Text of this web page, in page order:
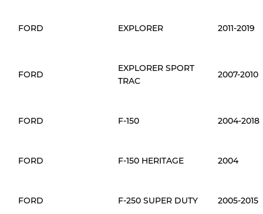
FORD EXPLORER 2011-2019
FORD
EXPLORER SPORT
TRAC
2007-2010
FORD F-150 2004-2018
FORD F-150 HERITAGE 2004
FORD F-250 SUPER DUTY 2005-2015